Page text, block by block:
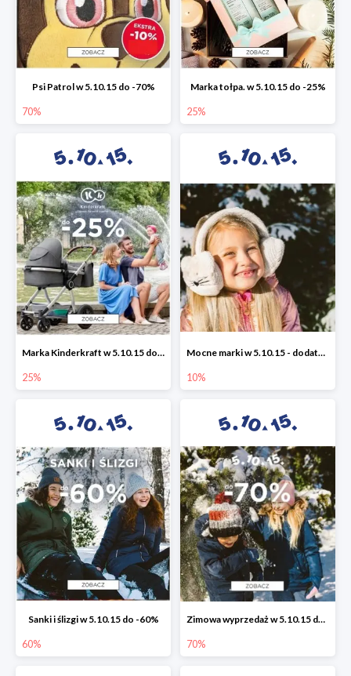
Psi Patrol w 5.10.15 do -70%
70%
Marka tołpa. w 5.10.15 do -25%
25%
Marka Kinderkraft w 5.10.15 do -25%
25%
Mocne marki w 5.10.15 - dodatkowe -10% rabatu
10%
Sanki i ślizgi w 5.10.15 do -60%
60%
Zimowa wyprzedaż w 5.10.15 do -70%
70%